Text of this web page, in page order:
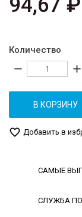
Количество
remove add
В КОРЗИНУ
favorite_border Добавить в
САМЫЕ
СЛУЖБА